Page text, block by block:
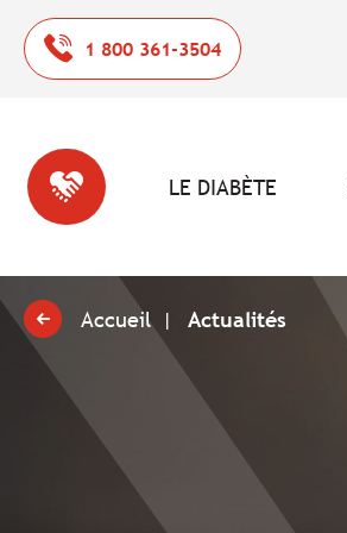
1 800 361-3504
LE DIABÈTE
Accueil Actualités